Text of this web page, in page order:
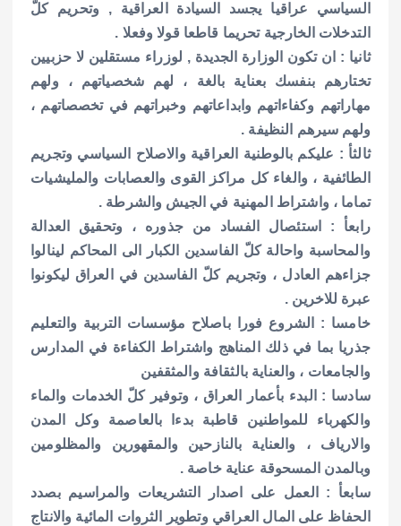
السياسي عراقيا يجسد السيادة العراقية , وتحريم كلّ
التدخلات الخارجية تحريما قاطعا قولا وفعلا .
ثانيا : ان تكون الوزارة الجديدة , لوزراء مستقلين لا حزبيين
تختارهم بنفسك بعناية بالغة ، لهم شخصياتهم ، ولهم
مهاراتهم وكفاءاتهم وابداعاتهم وخبراتهم في تخصصاتهم ،
ولهم سيرهم النظيفة .
ثالثأ : عليكم بالوطنية العراقية والاصلاح السياسي وتجريم
الطائفية ، والغاء كل مراكز القوى والعصابات والمليشيات
تماما ، واشتراط المهنية في الجيش والشرطة .
رابعأ : استئصال الفساد من جذوره ، وتحقيق العدالة
والمحاسبة واحالة كلّ الفاسدين الكبار الى المحاكم لينالوا
جزاءهم العادل ، وتجريم كلّ الفاسدين في العراق ليكونوا
عبرة للاخرين .
خامسا : الشروع فورا باصلاح مؤسسات التربية والتعليم
جذريا بما في ذلك المناهج واشتراط الكفاءة في المدارس
والجامعات ، والعناية بالثقافة والمثقفين
سادسا : البدء بأعمار العراق ، وتوفير كلّ الخدمات والماء
والكهرباء للمواطنين قاطبة بدءا بالعاصمة وكل المدن
والارياف ، والعناية بالنازحين والمقهورين والمظلومين
وبالمدن المسحوقة عناية خاصة .
سابعأ : العمل على اصدار التشريعات والمراسيم بصدد
الحفاظ على المال العراقي وتطوير الثروات المائية والانتاج